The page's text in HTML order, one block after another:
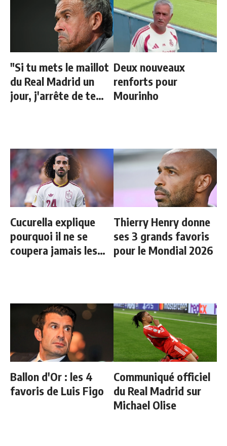
"Si tu mets le maillot
du Real Madrid un
jour, j'arrête de te
Deux nouveaux
renforts pour
Mourinho
Cucurella explique
pourquoi il ne se
coupera jamais les
Thierry Henry donne
ses 3 grands favoris
pour le Mondial 2026
Ballon d'Or : les 4
favoris de Luis Figo
Communiqué officiel
du Real Madrid sur
Michael Olise